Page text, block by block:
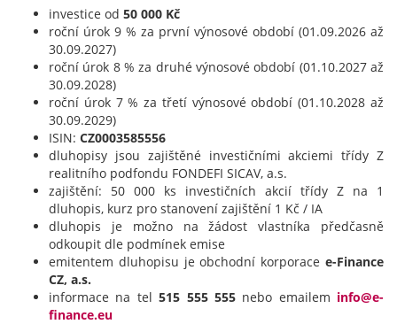
investice od 50 000 Kč
roční úrok 9 % za první výnosové období (01.09.2026 až
30.09.2027)
roční úrok 8 % za druhé výnosové období (01.10.2027 až
30.09.2028)
roční úrok 7 % za třetí výnosové období (01.10.2028 až
30.09.2029)
ISIN: CZ0003585556
dluhopisy jsou zajištěné investičními akciemi třídy Z
realitního podfondu FONDEFI SICAV, a.s.
zajištění: 50 000 ks investičních akcií třídy Z na 1
dluhopis, kurz pro stanovení zajištění 1 Kč / IA
dluhopis je možno na žádost vlastníka předčasně
odkoupit dle podmínek emise
emitentem dluhopisu je obchodní korporace e-Finance
CZ, a.s.
informace na tel515 555 555nebo emailem info@e-
finance.eu